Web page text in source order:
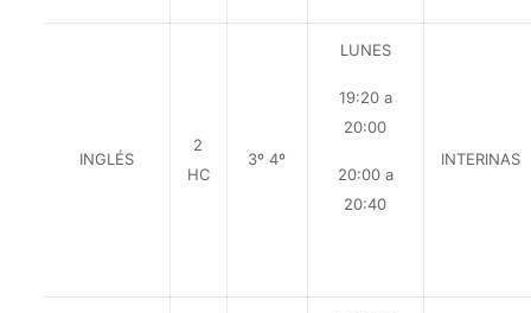
INGLÉS
2
HC
3º 4º
LUNES
19:20 a
20:00
20:00 a
20:40
INTERINAS